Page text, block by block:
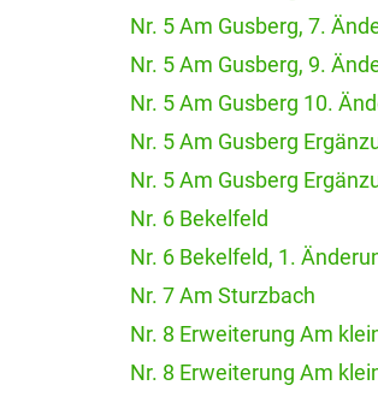
Nr. 5 Am Gusberg, 7.
Nr. 5 Am Gusberg, 9.
Nr. 5 Am Gusberg 10.
Nr. 5 Am Gusberg
Nr. 5 Am Gusberg
Nr. 6 Bekelfeld
Nr. 6 Bekelfeld, 1.
Nr. 7 Am Sturzbach
Nr. 8 Erweiterung Am
Nr. 8 Erweiterung Am